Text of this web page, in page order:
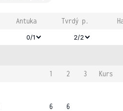
Antuka Tvrdý p.
0/1 2/2
1 2 3
Kurs
6
6